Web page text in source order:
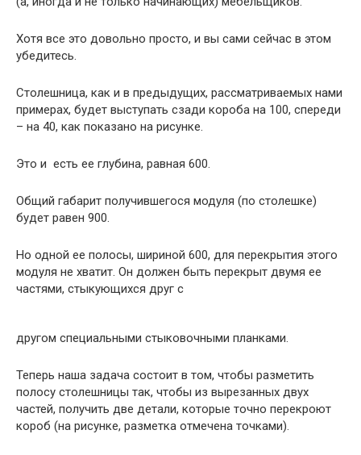
Хотя все это довольно просто, и вы сами сейчас в этом
убедитесь.
Столешница, как и в предыдущих, рассматриваемых нами
примерах, будет выступать сзади короба на 100, спереди
– на 40, как показано на рисунке.
Это и есть ее глубина, равная 600.
Общий габарит получившегося модуля (по столешке)
будет равен 900.
Но одной ее полосы, шириной 600, для перекрытия этого
модуля не хватит. Он должен быть перекрыт двумя ее
частями, стыкующихся друг с
другом специальными стыковочными планками.
Теперь наша задача состоит в том, чтобы разметить
полосу столешницы так, чтобы из вырезанных двух
частей, получить две детали, которые точно перекроют
короб (на рисунке, разметка отмечена точками).